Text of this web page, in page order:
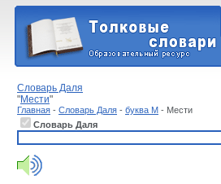
Словарь Даля
"Мести"
Главная - Словарь Даля - буква М - Мести
Словарь Даля